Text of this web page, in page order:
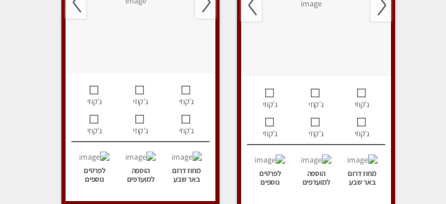
ג’קוזי ג’קוזי ג’קוזי
ג’קוזי ג’קוזי ג’קוזי
מחוז דרום
באר שבע
הוספה
למועדפים
לפרטים
נוספים
ג’קוזי ג’קוזי ג’קוזי
ג’קוזי ג’קוזי ג’קוזי
מחוז דרום
באר שבע
הוספה
למועדפים
לפרטים
נוספים